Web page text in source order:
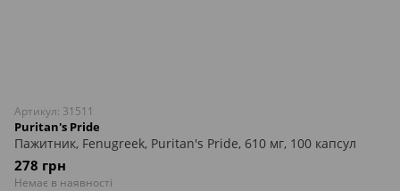
Артикул: 31511
Puritan's Pride
Пажитник, Fenugreek, Puritan's Pride, 610 мг, 100 капсул
278 грн
Немає в наявності